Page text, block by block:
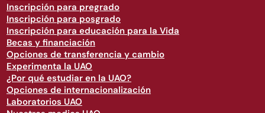
Inscripción para pregrado
Inscripción para posgrado
Inscripción para educación para la Vida
Becas y financiación
Opciones de transferencia y cambio
Experimenta la UAO
¿Por qué estudiar en la UAO?
Opciones de internacionalización
Laboratorios UAO